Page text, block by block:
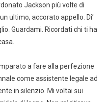
Jackson più volte di
ultimo, accorato appello. Di’
Guardami. Ricordati chi ti ha
a fare alla perfezione
come assistente legale ad
in silenzio. Mi voltai sui